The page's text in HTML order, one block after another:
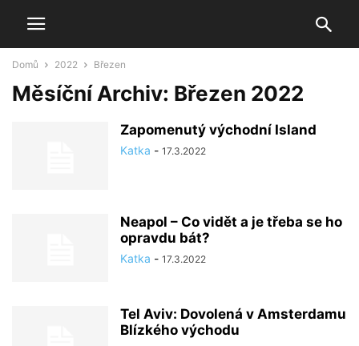
Domů 2022 Březen
Měsíční Archiv: Březen 2022
Zapomenutý východní Island
Katka - 17.3.2022
Neapol – Co vidět a je třeba se ho
opravdu bát?
Katka - 17.3.2022
Tel Aviv: Dovolená v Amsterdamu
Blízkého východu